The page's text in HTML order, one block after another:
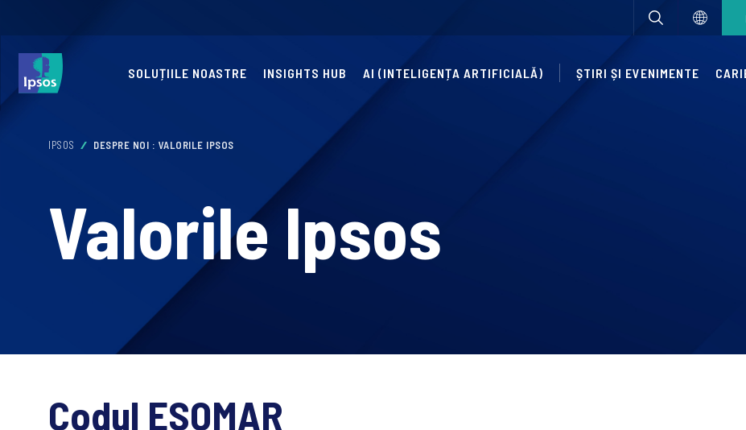
SOLUȚIILE NOASTRE INSIGHTS HUB AI (INTELIGENȚA ARTIFICIALĂ) ȘTIRI ȘI EVENIMENTE
IPSOS DESPRE NOI : VALORILE IPSOS
Valorile Ipsos
Codul ESOMAR